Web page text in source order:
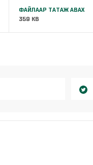
ФАЙЛААР ТАТАЖ АВАХ
359 KB